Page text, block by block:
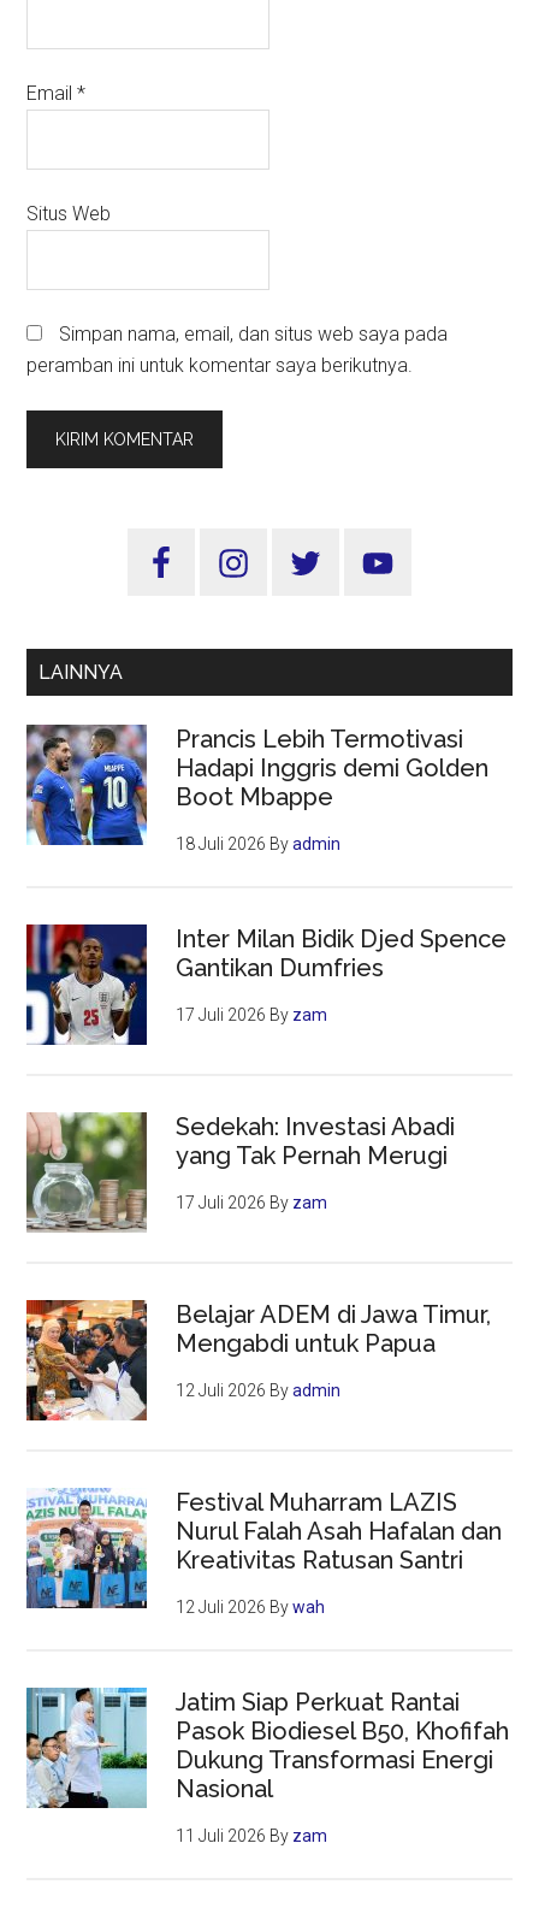
Email*
Situs Web
Simpan nama, email, dan situs web saya pada
peramban ini untuk komentar saya berikutnya.
Sidebar
LAINNYA
Prancis Lebih Termotivasi
Hadapi Inggris demi Golden
Boot Mbappe
18 Juli 2026 Byadmin
Inter Milan Bidik Djed Spence
Gantikan Dumfries
17 Juli 2026 By zam
Sedekah: Investasi Abadi
yang Tak Pernah Merugi
17 Juli 2026 By zam
Belajar ADEM di Jawa Timur,
Mengabdi untuk Papua
12 Juli 2026 Byadmin
Festival Muharram LAZIS
Nurul Falah Asah Hafalan dan
Kreativitas Ratusan Santri
12 Juli 2026 Bywah
Jatim Siap Perkuat Rantai
Pasok Biodiesel B50, Khofifah
Dukung Transformasi Energi
Nasional
11 Juli 2026 By zam